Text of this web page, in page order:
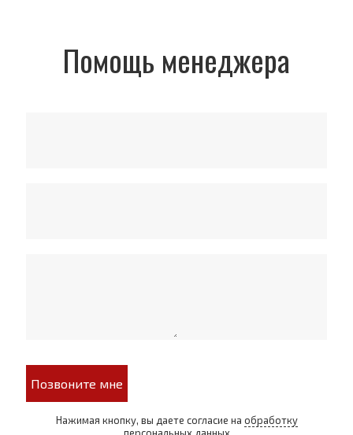
Помощь менеджера
Позвоните мне
Нажимая кнопку, вы даете согласие на обработку